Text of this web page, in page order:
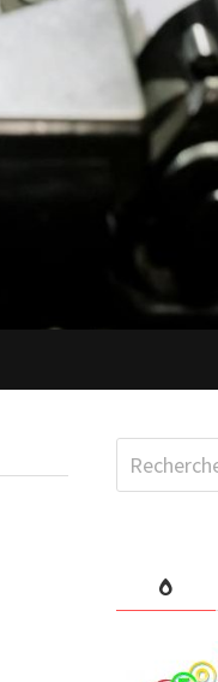
Rechercher :